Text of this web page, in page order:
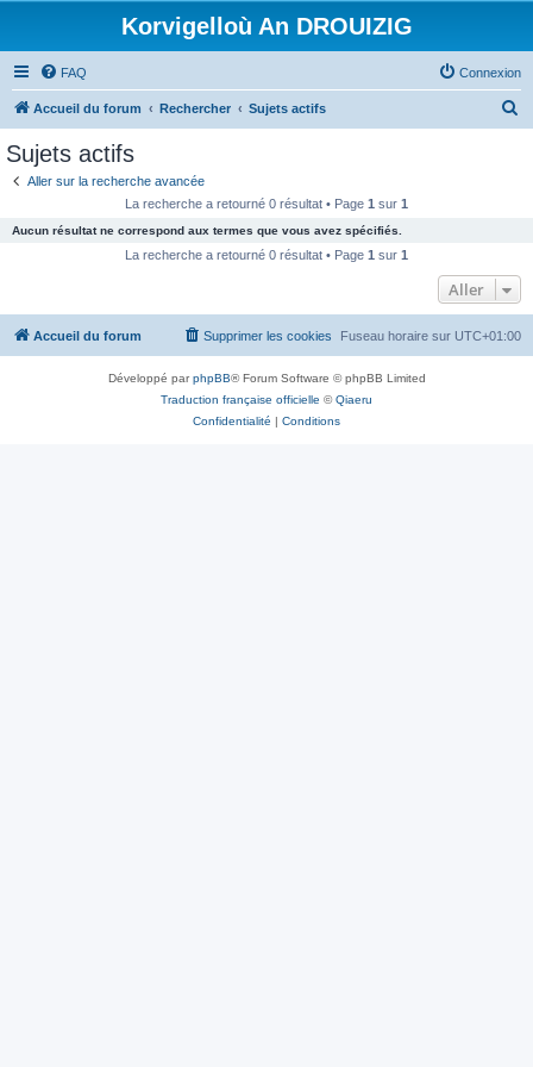
Korvigelloù An DROUIZIG
FAQ Connexion
Accueil du forum Rechercher Sujets actifs
c
e
Sujets actifs
Aller sur la recherche avancée
La recherche a retourné 0 résultat • Page 1 sur 1
Aucun résultat ne correspond aux termes que vous avez spécifiés.
La recherche a retourné 0 résultat • Page 1 sur 1
Aller
Accueil du forum Fuseau horaire sur UTC+01:00
Supprimer les cookies
Développé parphpBB® Forum Software © phpBB Limited
Traduction française officielle ©Qiaeru
Confidentialité | Conditions